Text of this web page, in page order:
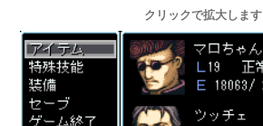
クリックで拡大します